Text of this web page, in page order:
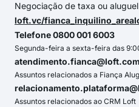
Negociação de taxa ou
loft.vc/
Telefone 0800 001 6003
Segunda-feira a sexta-feira das
Assuntos relacionados a Fiança
Assuntos relacionados ao CRM Loft